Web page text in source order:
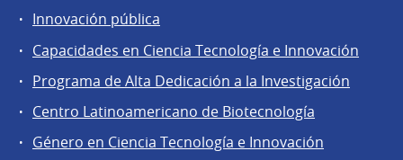
Innovación pública
Capacidades en Ciencia Tecnología e Innovación
Programa de Alta Dedicación a la Investigación
Centro Latinoamericano de Biotecnología
Género en Ciencia Tecnología e Innovación